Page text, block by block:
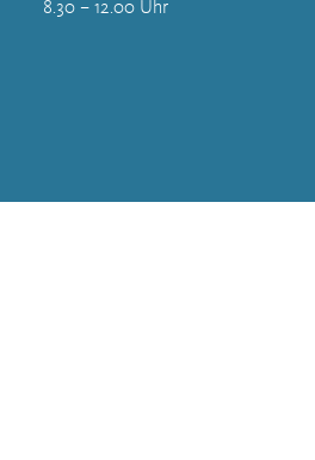
8.30 – 12.00 Uhr